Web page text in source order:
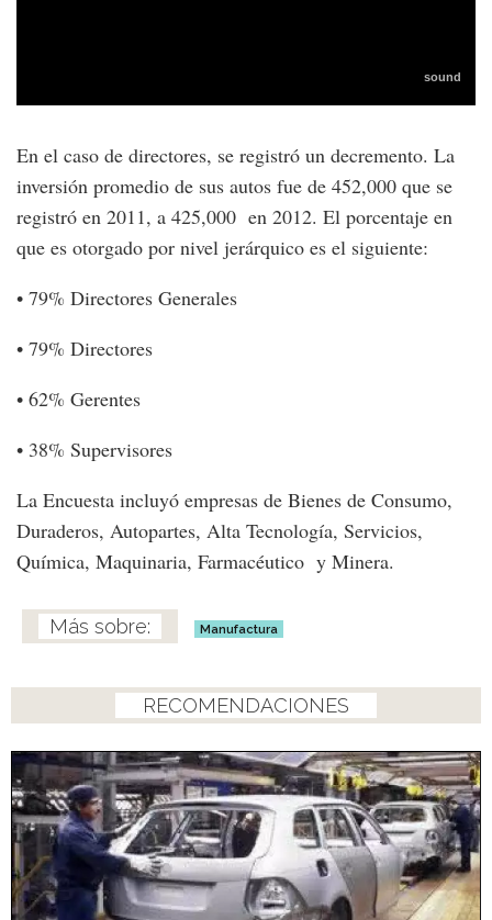
En el caso de directores, se registró un decremento. La
inversión promedio de sus autos fue de 452,000 que se
registró en 2011, a 425,000 en 2012. El porcentaje en
que es otorgado por nivel jerárquico es el siguiente:
• 79% Directores Generales
• 79% Directores
• 62% Gerentes
• 38% Supervisores
La Encuesta incluyó empresas de Bienes de Consumo,
Duraderos, Autopartes, Alta Tecnología, Servicios,
Química, Maquinaria, Farmacéutico y Minera.
Manufactura
RECOMENDACIONES